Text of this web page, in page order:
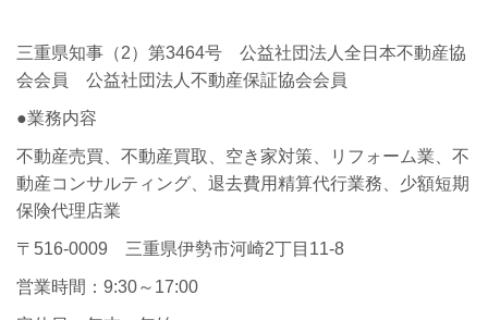
三重県知事（2）第3464号 公益社団法人全日本不動産協
会会員 公益社団法人不動産保証協会会員
●業務内容
不動産売買、不動産買取、空き家対策、リフォーム業、不
動産コンサルティング、退去費用精算代行業務、少額短期
保険代理店業
〒516-0009 三重県伊勢市河崎2丁目11-8
営業時間：9:30～17:00